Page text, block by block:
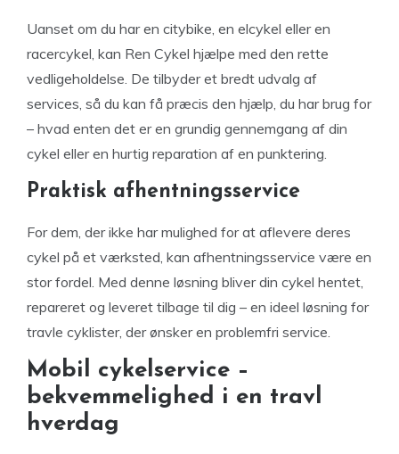
Uanset om du har en citybike, en elcykel eller en
racercykel, kan Ren Cykel hjælpe med den rette
vedligeholdelse. De tilbyder et bredt udvalg af
services, så du kan få præcis den hjælp, du har brug for
– hvad enten det er en grundig gennemgang af din
cykel eller en hurtig reparation af en punktering.
Praktisk afhentningsservice
For dem, der ikke har mulighed for at aflevere deres
cykel på et værksted, kan afhentningsservice være en
stor fordel. Med denne løsning bliver din cykel hentet,
repareret og leveret tilbage til dig – en ideel løsning for
travle cyklister, der ønsker en problemfri service.
Mobil cykelservice –
bekvemmelighed i en travl
hverdag